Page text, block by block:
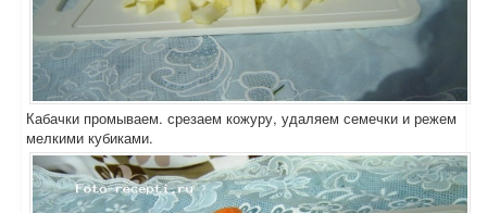
Кабачки промываем. срезаем кожуру, удаляем семечки и режем
мелкими кубиками.